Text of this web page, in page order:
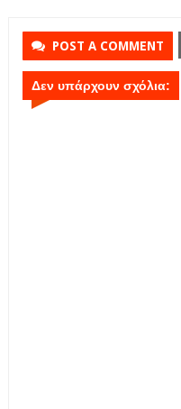
POST A COMMENT
Δεν υπάρχουν σχόλια: